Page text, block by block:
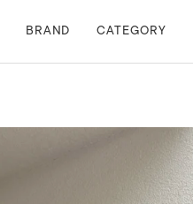
BRAND CATEGORY